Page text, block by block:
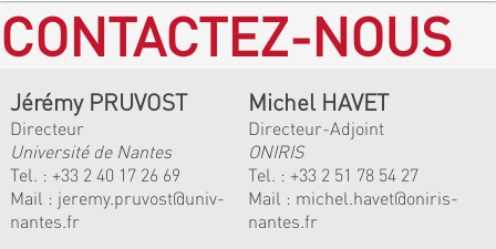
CONTACTEZ-NOUS
Jérémy PRUVOST
Directeur
Université de Nantes
Tel. : +33 2 40 17 26 69
Mail : jeremy.pruvost@univ-
nantes.fr
Michel HAVET
Directeur-Adjoint
ONIRIS
Tel. : +33 2 51 78 54 27
Mail : michel.havet@oniris-
nantes.fr